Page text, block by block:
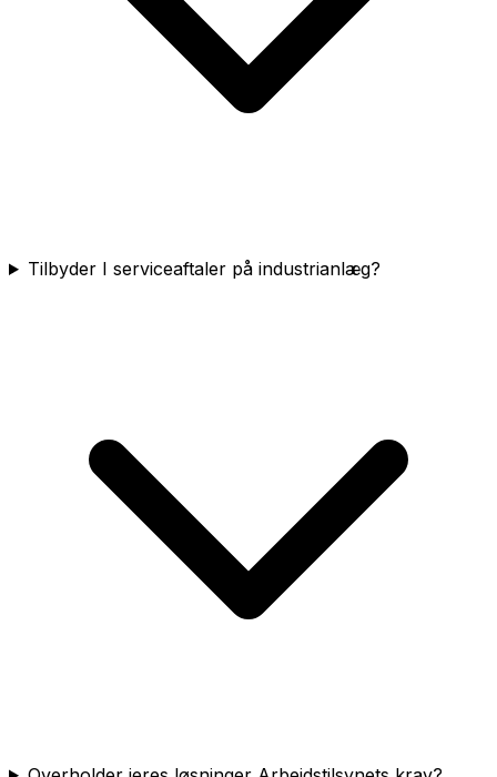
Tilbyder I serviceaftaler på industrianlæg?